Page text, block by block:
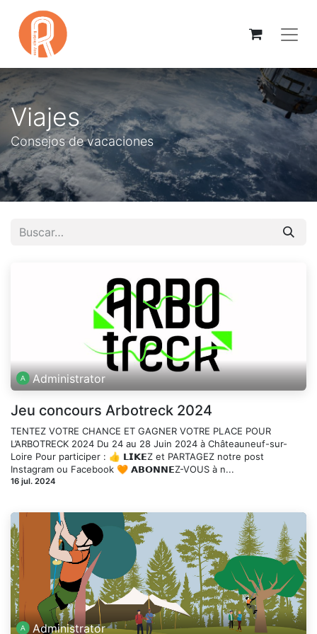
Viajes
Consejos de vacaciones
Administrator
Jeu concours Arbotreck 2024
TENTEZ VOTRE CHANCE ET GAGNER VOTRE PLACE POUR
L’ARBOTRECK 2024 Du 24 au 28 Juin 2024 à Châteaune​uf-sur-
Loire Pour participer : 👍 𝗟𝗜𝗞𝗘Z et PARTAGEZ notre post
Instagram ou Facebook 🧡 𝗔𝗕𝗢𝗡𝗡𝗘Z-VOUS à n...
16 jul. 2024
Administrator